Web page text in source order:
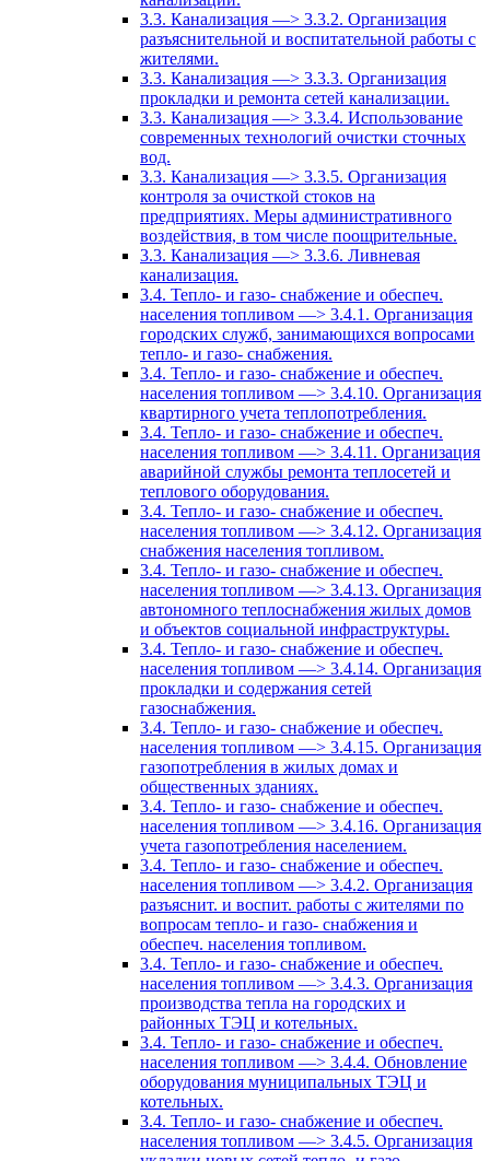
3.3. Канализация —> 3.3.2. Организация
разъяснительной и воспитательной работы с
жителями.
3.3. Канализация —> 3.3.3. Организация
прокладки и ремонта сетей канализации.
3.3. Канализация —> 3.3.4. Использование
современных технологий очистки сточных
вод.
3.3. Канализация —> 3.3.5. Организация
контроля за очисткой стоков на
предприятиях. Меры административного
воздействия, в том числе поощрительные.
3.3. Канализация —> 3.3.6. Ливневая
канализация.
3.4. Тепло- и газо- снабжение и обеспеч.
населения топливом —> 3.4.1. Организация
городских служб, занимающихся вопросами
тепло- и газо- снабжения.
3.4. Тепло- и газо- снабжение и обеспеч.
населения топливом —> 3.4.10. Организация
квартирного учета теплопотребления.
3.4. Тепло- и газо- снабжение и обеспеч.
населения топливом —> 3.4.11. Организация
аварийной службы ремонта теплосетей и
теплового оборудования.
3.4. Тепло- и газо- снабжение и обеспеч.
населения топливом —> 3.4.12. Организация
снабжения населения топливом.
3.4. Тепло- и газо- снабжение и обеспеч.
населения топливом —> 3.4.13. Организация
автономного теплоснабжения жилых домов
и объектов социальной инфраструктуры.
3.4. Тепло- и газо- снабжение и обеспеч.
населения топливом —> 3.4.14. Организация
прокладки и содержания сетей
газоснабжения.
3.4. Тепло- и газо- снабжение и обеспеч.
населения топливом —> 3.4.15. Организация
газопотребления в жилых домах и
общественных зданиях.
3.4. Тепло- и газо- снабжение и обеспеч.
населения топливом —> 3.4.16. Организация
учета газопотребления населением.
3.4. Тепло- и газо- снабжение и обеспеч.
населения топливом —> 3.4.2. Организация
разъяснит. и воспит. работы с жителями по
вопросам тепло- и газо- снабжения и
обеспеч. населения топливом.
3.4. Тепло- и газо- снабжение и обеспеч.
населения топливом —> 3.4.3. Организация
производства тепла на городских и
районных ТЭЦ и котельных.
3.4. Тепло- и газо- снабжение и обеспеч.
населения топливом —> 3.4.4. Обновление
оборудования муниципальных ТЭЦ и
котельных.
3.4. Тепло- и газо- снабжение и обеспеч.
населения топливом —> 3.4.5. Организация